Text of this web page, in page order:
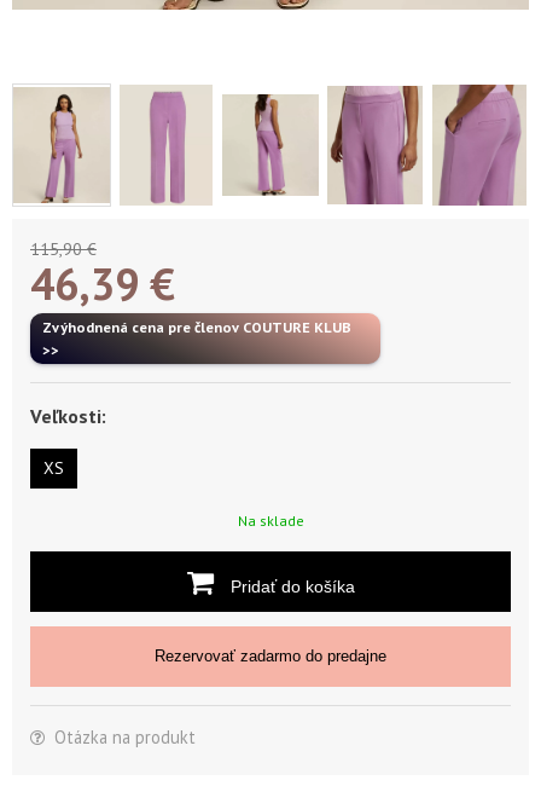
115,90 €
46,39 €
Zvýhodnená cena pre členov COUTURE KLUB
>>
Veľkosti:
XS
Na sklade
Pridať do košíka
Rezervovať zadarmo do predajne
Otázka na produkt